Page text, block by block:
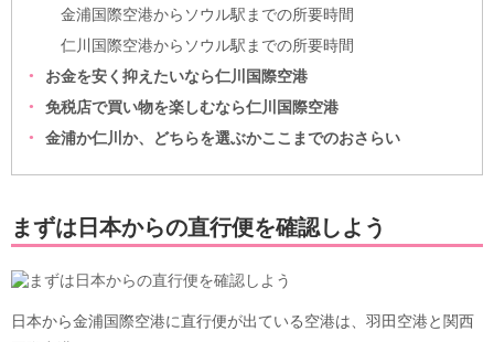
金浦国際空港からソウル駅までの所要時間
仁川国際空港からソウル駅までの所要時間
お金を安く抑えたいなら仁川国際空港
免税店で買い物を楽しむなら仁川国際空港
金浦か仁川か、どちらを選ぶかここまでのおさらい
まずは日本からの直行便を確認しよう
日本から金浦国際空港に直行便が出ている空港は、羽田空港と関西